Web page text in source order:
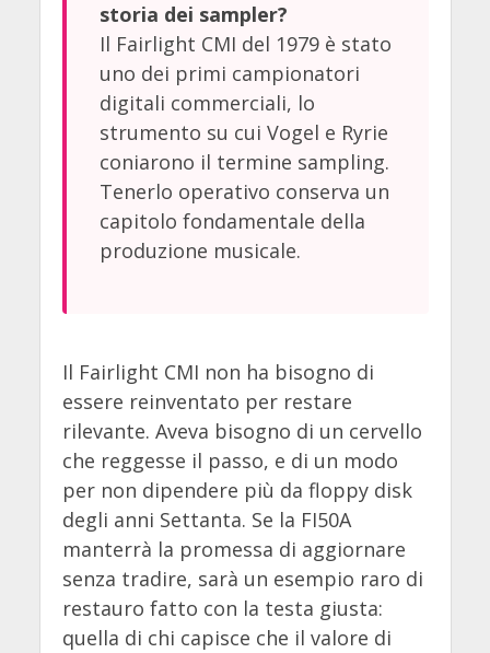
storia dei sampler?
Il Fairlight CMI del 1979 è stato
uno dei primi campionatori
digitali commerciali, lo
strumento su cui Vogel e Ryrie
coniarono il termine sampling.
Tenerlo operativo conserva un
capitolo fondamentale della
produzione musicale.
Il Fairlight CMI non ha bisogno di
essere reinventato per restare
rilevante. Aveva bisogno di un cervello
che reggesse il passo, e di un modo
per non dipendere più da floppy disk
degli anni Settanta. Se la FI50A
manterrà la promessa di aggiornare
senza tradire, sarà un esempio raro di
restauro fatto con la testa giusta:
quella di chi capisce che il valore di